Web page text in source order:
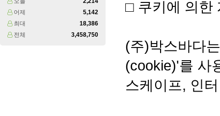
어제
5,142
최대
18,386
전체
3,458,750
□ 쿠키에 의한
(주)박스바다
(cookie)'를 사
스케이프, 인